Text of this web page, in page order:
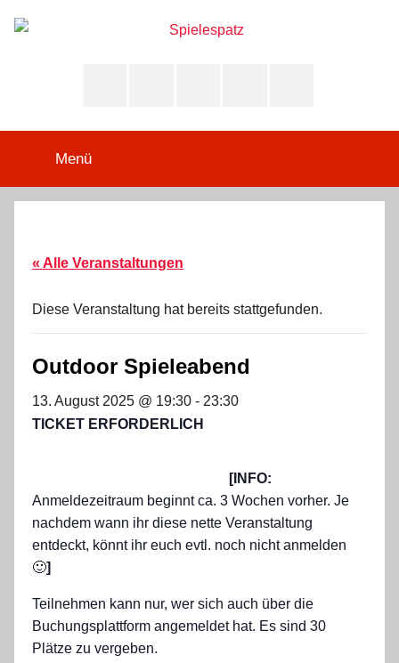
Inhalt
und
Menü
« Alle Veranstaltungen
Diese Veranstaltung hat bereits stattgefunden.
Outdoor Spieleabend
13. August 2025 @ 19:30 - 23:30
TICKET ERFORDERLICH
[INFO:
Anmeldezeitraum beginnt ca. 3 Wochen vorher. Je
nachdem wann ihr diese nette Veranstaltung
entdeckt, könnt ihr euch evtl. noch nicht anmelden
🙂]
Teilnehmen kann nur, wer sich auch über die
Buchungsplattform angemeldet hat. Es sind 30
Plätze zu vergeben.